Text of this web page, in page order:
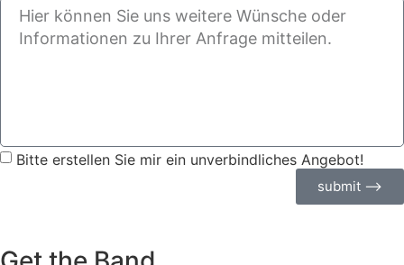
Bitte erstellen Sie mir ein unverbindliches Angebot!
submit ⟶